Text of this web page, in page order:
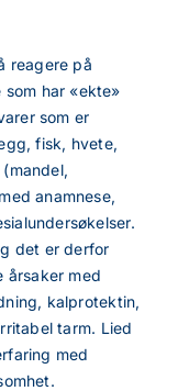
reagere på
har «ekte»
som er
fisk, hvete,
anamnese,
det er derfor
årsaker med
kalprotektin,
tarm. Lied
med